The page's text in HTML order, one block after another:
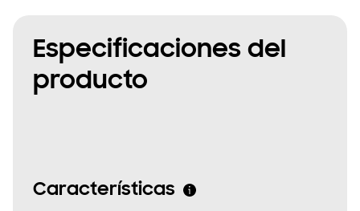
Especificaciones del
producto
Características